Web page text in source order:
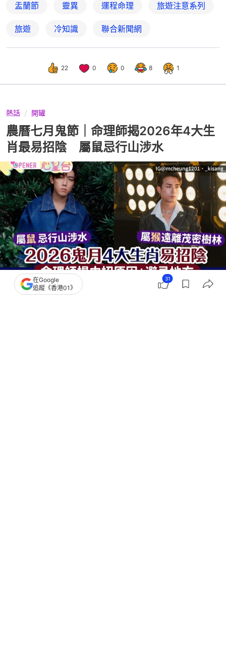
盂蘭節 靈異 運程命理 旅遊注意系列
旅遊 冷知識 聯合新聞網
22 0 0 8 1
熱話 開罐
農曆七月鬼節｜命理師揭2026年4大生
肖最易招陰 屬鼠忌行山涉水
撰文：奶茶妹
在Google
追蹤《香港01》
31